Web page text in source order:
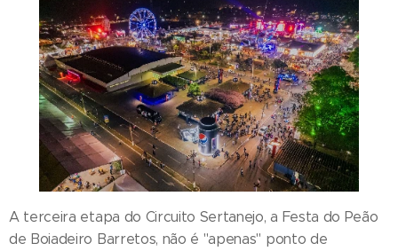
A terceira etapa do Circuito Sertanejo, a Festa do Peão
de Boiadeiro Barretos, não é "apenas" ponto de